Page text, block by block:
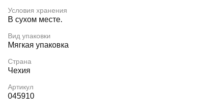
Условия хранения
В сухом месте.
Вид упаковки
Мягкая упаковка
Страна
Чехия
Артикул
045910